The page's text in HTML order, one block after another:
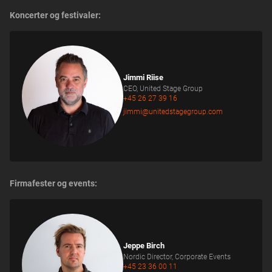
Koncerter og festivaler:
Jimmi Riise
CEO, United Stage Group
+45 26 27 39 16
jimmi@unitedstagegroup.com
Firmafester og events:
Jeppe Birch
Nordic Director, Corporate Events
+45 23 36 00 11